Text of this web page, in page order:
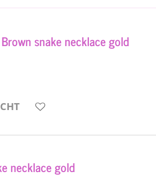
snake necklace gold
necklace gold